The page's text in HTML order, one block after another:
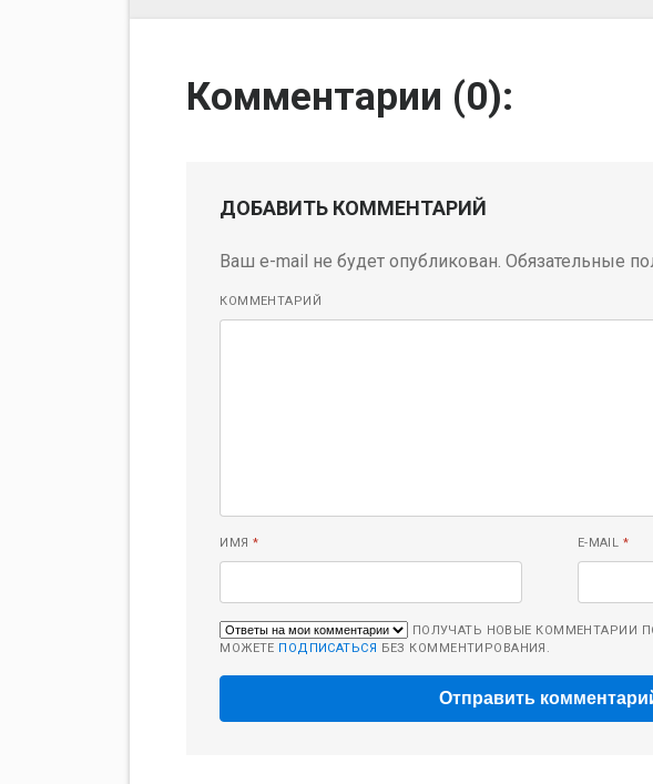
Комментарии (0):
ДОБАВИТЬ КОММЕНТАРИЙ
Ваш e-mail не будет опубликован. Обязательные
КОММЕНТАРИЙ
ИМЯ * E-MAIL *
ПОЛУЧАТЬ НОВЫЕ КОММЕНТАРИИ
МОЖЕТЕ ПОДПИСАТЬСЯ БЕЗ КОММЕНТИРОВАНИЯ.